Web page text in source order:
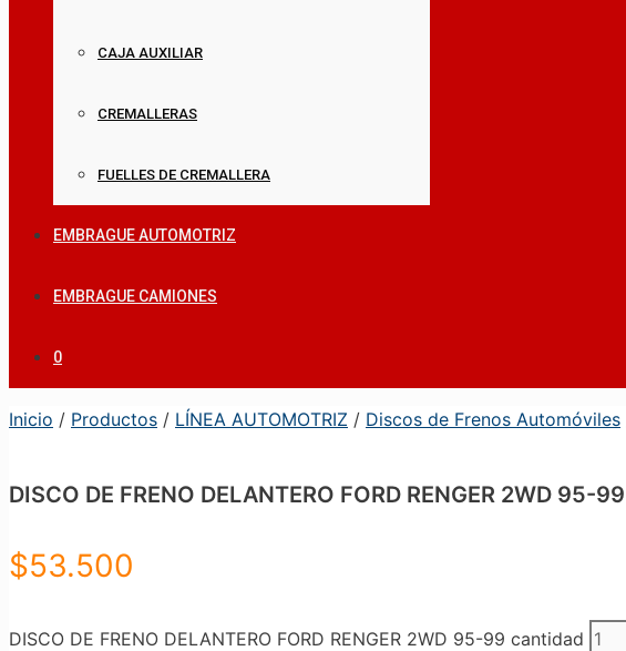
CAJA AUXILIAR
CREMALLERAS
FUELLES DE CREMALLERA
EMBRAGUE AUTOMOTRIZ
EMBRAGUE CAMIONES
0
Inicio / Productos / LÍNEA AUTOMOTRIZ / Discos de Frenos Automóviles
DISCO DE FRENO DELANTERO FORD RENGER 2WD 95-99
$53.500
DISCO DE FRENO DELANTERO FORD RENGER 2WD 95-99 cantidad